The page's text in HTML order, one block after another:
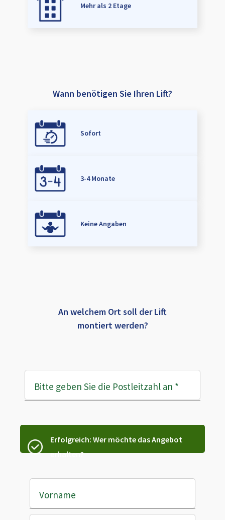
Mehr als 2 Etage
Wann benötigen Sie Ihren Lift?
Sofort
3-4 Monate
Keine Angaben
An welchem Ort soll der Lift
montiert werden?
Bitte geben Sie die Postleitzahl an *
Erfolgreich: Wer möchte das Angebot
erhalten?
Vorname